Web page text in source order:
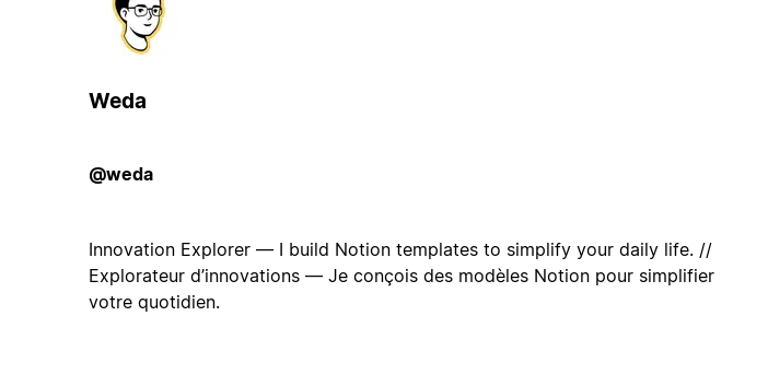
Weda
@weda
Innovation Explorer — I build Notion templates to simplify your daily life. //
Explorateur d’innovations — Je conçois des modèles Notion pour simplifier
votre quotidien.